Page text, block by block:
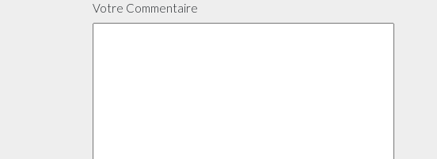
Votre Commentaire